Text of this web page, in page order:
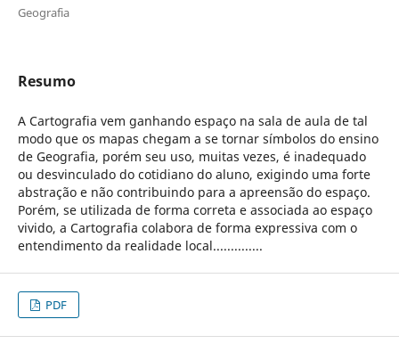
Geografia
Resumo
A Cartografia vem ganhando espaço na sala de aula de tal
modo que os mapas chegam a se tornar símbolos do ensino
de Geografia, porém seu uso, muitas vezes, é inadequado
ou desvinculado do cotidiano do aluno, exigindo uma forte
abstração e não contribuindo para a apreensão do espaço.
Porém, se utilizada de forma correta e associada ao espaço
vivido, a Cartografia colabora de forma expressiva com o
entendimento da realidade local..............
PDF